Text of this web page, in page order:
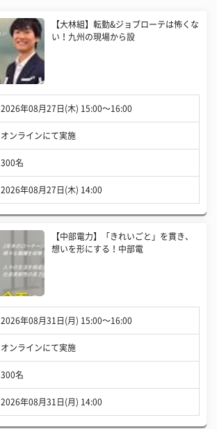
【大林組】転勤&ジョブローテは怖くな
い！九州の現場から設
2026年08月27日(木) 15:00〜16:00
オンラインにて実施
300名
2026年08月27日(木) 14:00
【中部電力】「きれいごと」を貫き、
想いを形にする！中部電
2026年08月31日(月) 15:00〜16:00
オンラインにて実施
300名
2026年08月31日(月) 14:00